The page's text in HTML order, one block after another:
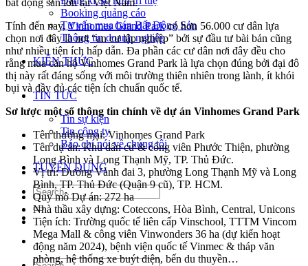
Booking quảng cáo
Tư vấn mua bán Bất Động Sản
Thông tin doanh nghiệp
KIẾN THỨC
TIN TỨC
Tin sự kiện
Tin công ty
Báo chí nói về chúng tôi
TUYỂN DỤNG
bất động sản lớn tại Việt Nam.
Tính đến nay,Vinhomes Grand Parkcó hơn 56.000 cư dân lựa
chọn nơi đây là nơi “an cư lập nghiệp” bởi sự đầu tư bài bản cũng
như nhiều tiện ích hấp dẫn. Đa phần các cư dân nơi đây đều cho
rằng mua căn hộ Vinhomes Grand Park là lựa chọn đúng bởi đại đô
thị này rất đáng sống với môi trường thiên nhiên trong lành, ít khói
bụi và đầy đủ các tiện ích chuẩn quốc tế.
Sơ lược một số thông tin chính về dự án Vinhomes Grand Park
Tên thương mại: Vinhomes Grand Park
Tên dự án: Khu dân cư & công viên Phước Thiện, phường
Long Bình và Long Thạnh Mỹ, TP. Thủ Đức.
Vị trí: Đường Vành đai 3, phường Long Thạnh Mỹ và Long
Bình, TP. Thủ Đức (Quận 9 cũ), TP. HCM.
Quy mô Dự án: 272 ha
Nhà thầu xây dựng: Coteccons, Hòa Bình, Central, Unicons
Tiện ích: Trường quốc tế liên cấp Vinschool, TTTM Vincom
Mega Mall & công viên Vinwonders 36 ha (dự kiến hoạt
động năm 2024), bệnh viện quốc tế Vinmec & tháp văn
phòng, hệ thống xe buýt điện, bến du thuyền…